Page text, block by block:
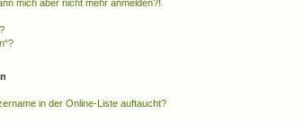
mich aber nicht mehr anmelden?!
in der Online-Liste auftaucht?